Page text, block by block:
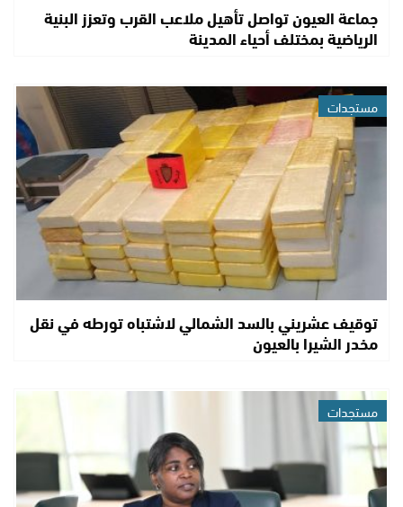
جماعة العيون تواصل تأهيل ملاعب القرب وتعزز البنية
الرياضية بمختلف أحياء المدينة
مستجدات
توقيف عشريني بالسد الشمالي لاشتباه تورطه في نقل
مخدر الشيرا بالعيون
مستجدات